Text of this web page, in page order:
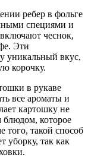
ребер в фольге
специями и
чеснок,
Эти
уникальный вкус,
корочку.
в рукаве
все ароматы и
картошку не
которое
того, такой способ
уборку, так как